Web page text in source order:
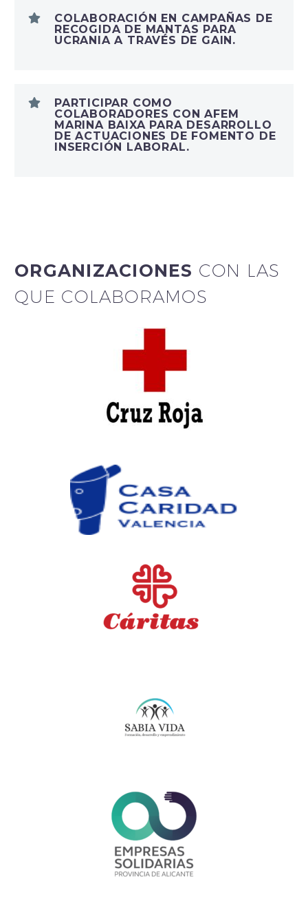
COLABORACIÓN EN CAMPAÑAS DE
RECOGIDA DE MANTAS PARA
UCRANIA A TRAVÉS DE GAIN.
PARTICIPAR COMO
COLABORADORES CON AFEM
MARINA BAIXA PARA DESARROLLO
DE ACTUACIONES DE FOMENTO DE
INSERCIÓN LABORAL.
ORGANIZACIONES CON LAS
QUE COLABORAMOS